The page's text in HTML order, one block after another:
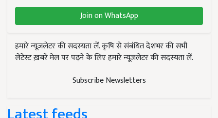
Join on WhatsApp
हमारे न्यूज़लेटर की सदस्यता लें. कृषि से संबंधित देशभर की सभी
लेटेस्ट ख़बरें मेल पर पढ़ने के लिए हमारे न्यूज़लेटर की सदस्यता लें.
Subscribe Newsletters